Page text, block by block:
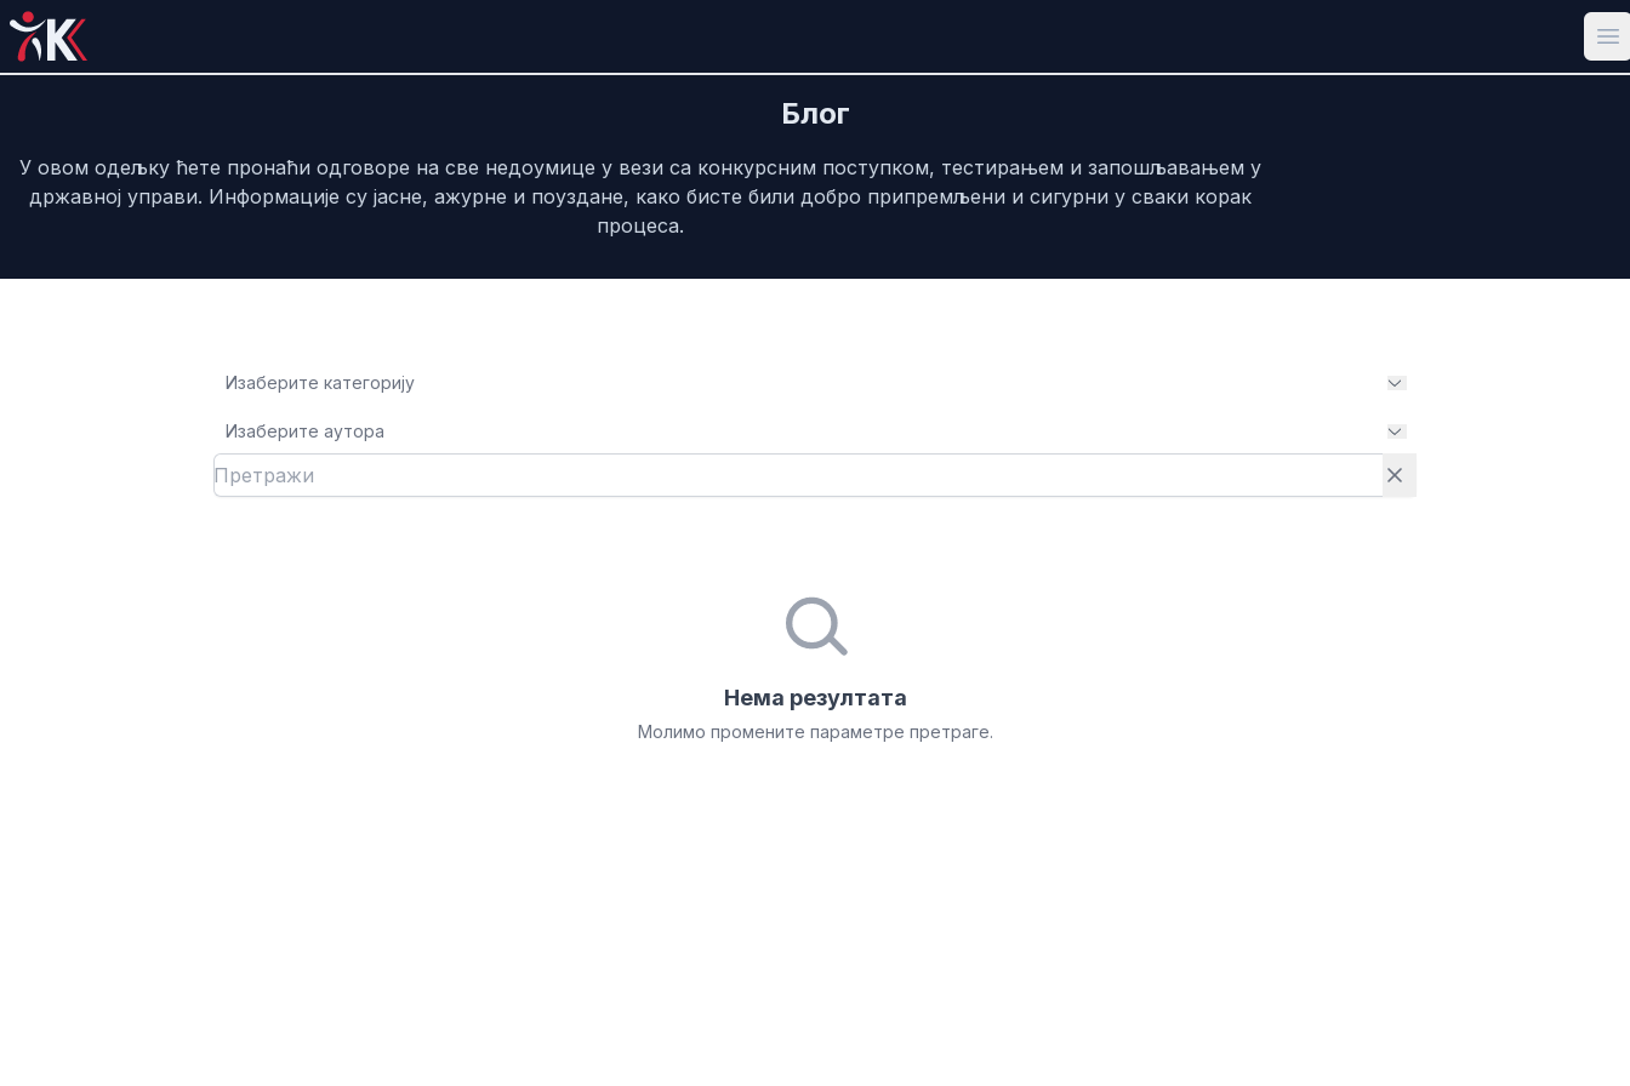
Блог
У овом одељку ћете пронаћи одговоре на све недоумице у вези са конкурсним поступком, тестирањем и запошљавањем у
државној управи. Информације су јасне, ажурне и поуздане, како бисте били добро припремљени и сигурни у сваки корак
процеса.
Нема резултата
Молимо промените параметре претраге.